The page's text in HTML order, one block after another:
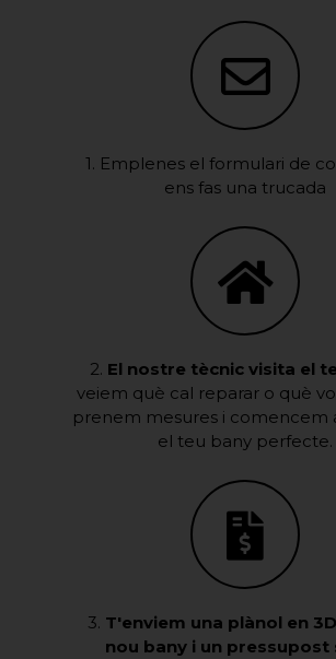
1. Emplenes el formulari de
ens fas una trucada
2. El nostre tècnic visita el
veiem què cal reparar o què
prenem mesures i comencem
el teu bany perfecte.
3. T'enviem una plànol en
nou bany i un pressupost